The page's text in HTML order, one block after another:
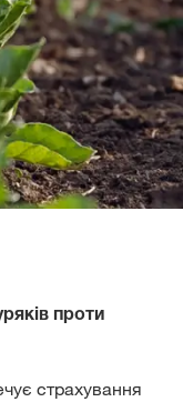
проти
страхування